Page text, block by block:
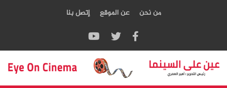
من نحن عن الموقع إتصل بنا